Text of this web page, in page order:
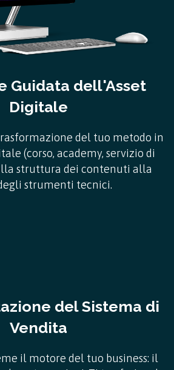
Guidata dell'Asset
Digitale
del tuo metodo in
(corso, academy, servizio di
struttura dei contenuti alla
strumenti tecnici.
del Sistema di
Vendita
il motore del tuo business: il